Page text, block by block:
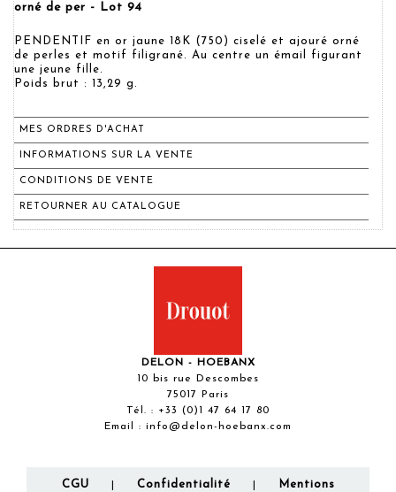
orné de per - Lot 94
PENDENTIF en or jaune 18K (750) ciselé et ajouré orné
de perles et motif filigrané. Au centre un émail figurant
une jeune fille.
Poids brut : 13,29 g.
MES ORDRES D'ACHAT
INFORMATIONS SUR LA VENTE
CONDITIONS DE VENTE
RETOURNER AU CATALOGUE
DELON - HOEBANX
10 bis rue Descombes
75017 Paris
Tél. : +33 (0)1 47 64 17 80
Email : info@delon-hoebanx.com
CGU Confidentialité Mentions